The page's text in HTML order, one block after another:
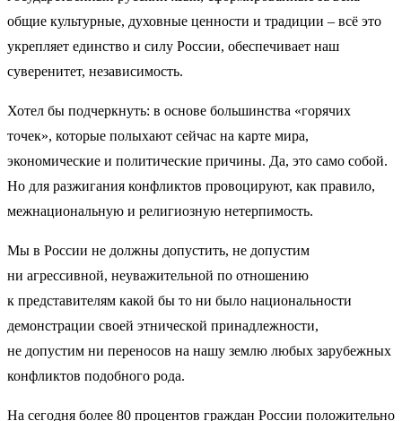
общие культурные, духовные ценности и традиции – всё это
укрепляет единство и силу России, обеспечивает наш
суверенитет, независимость.
Хотел бы подчеркнуть: в основе большинства «горячих
точек», которые полыхают сейчас на карте мира,
экономические и политические причины. Да, это само собой.
Но для разжигания конфликтов провоцируют, как правило,
межнациональную и религиозную нетерпимость.
Мы в России не должны допустить, не допустим
ни агрессивной, неуважительной по отношению
к представителям какой бы то ни было национальности
демонстрации своей этнической принадлежности,
не допустим ни переносов на нашу землю любых зарубежных
конфликтов подобного рода.
На сегодня более 80 процентов граждан России положительно